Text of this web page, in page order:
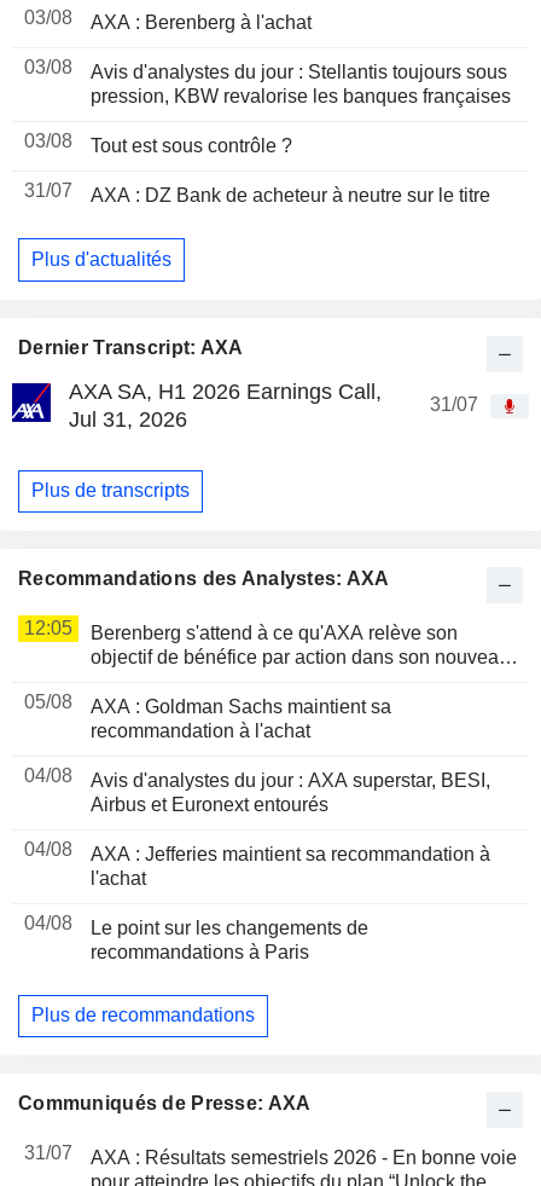
03/08 AXA : Berenberg à l'achat
03/08
Avis d'analystes du jour : Stellantis toujours sous
pression, KBW revalorise les banques françaises
03/08 Tout est sous contrôle ?
31/07 AXA : DZ Bank de acheteur à neutre sur le titre
Plus d'actualités
Dernier Transcript: AXA
AXA SA, H1 2026 Earnings Call,
Jul 31, 2026
31/07
Plus de transcripts
Recommandations des Analystes: AXA
12:05
Berenberg s'attend à ce qu'AXA relève son
objectif de bénéfice par action dans son nouveau
05/08
AXA : Goldman Sachs maintient sa
recommandation à l'achat
04/08
Avis d'analystes du jour : AXA superstar, BESI,
Airbus et Euronext entourés
04/08
AXA : Jefferies maintient sa recommandation à
l'achat
04/08
Le point sur les changements de
recommandations à Paris
Plus de recommandations
Communiqués de Presse: AXA
31/07
AXA : Résultats semestriels 2026 - En bonne voie
pour atteindre les objectifs du plan “Unlock the